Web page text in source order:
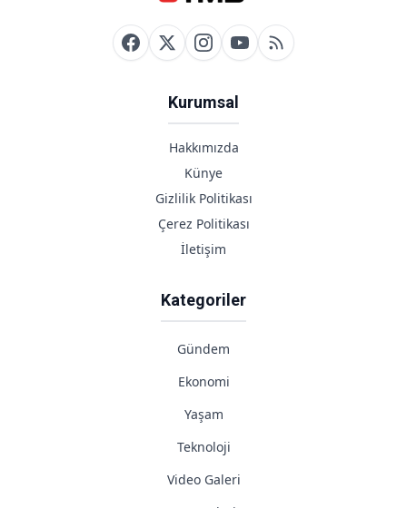
Kurumsal
Hakkımızda
Künye
Gizlilik Politikası
Çerez Politikası
İletişim
Kategoriler
Gündem
Ekonomi
Yaşam
Teknoloji
Video Galeri